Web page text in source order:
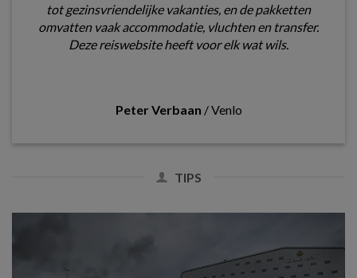
tot gezinsvriendelijke vakanties, en de pakketten
omvatten vaak accommodatie, vluchten en transfer.
Deze reiswebsite heeft voor elk wat wils.
Peter Verbaan /Venlo
TIPS